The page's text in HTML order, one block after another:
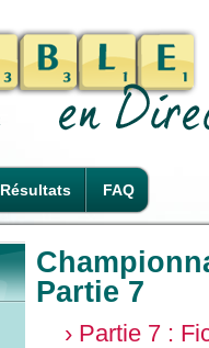
Résultats FAQ
Partie 7
› Partie 7 :